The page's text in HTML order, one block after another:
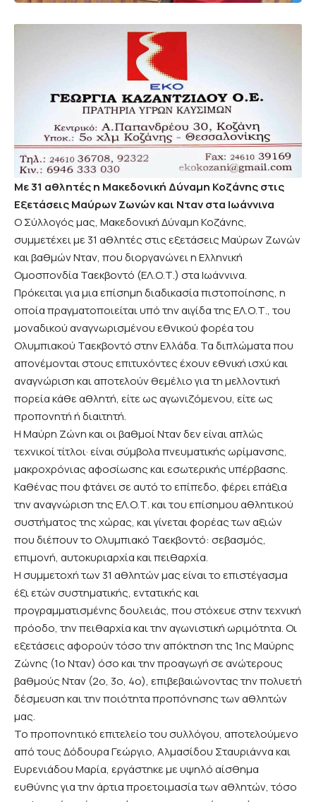
Με 31 αθλητές η Μακεδονική Δύναμη Κοζάνης στις
Εξετάσεις Μαύρων Ζωνών και Νταν στα Ιωάννινα
Ο Σύλλογός μας, Μακεδονική Δύναμη Κοζάνης,
συμμετέχει με 31 αθλητές στις εξετάσεις Μαύρων Ζωνών
και βαθμών Νταν, που διοργανώνει η Ελληνική
Ομοσπονδία Ταεκβοντό (ΕΛ.Ο.Τ.) στα Ιωάννινα.
Πρόκειται για μια επίσημη διαδικασία πιστοποίησης, η
οποία πραγματοποιείται υπό την αιγίδα της ΕΛ.Ο.Τ., του
μοναδικού αναγνωρισμένου εθνικού φορέα του
Ολυμπιακού Ταεκβοντό στην Ελλάδα. Τα διπλώματα που
απονέμονται στους επιτυχόντες έχουν εθνική ισχύ και
αναγνώριση και αποτελούν θεμέλιο για τη μελλοντική
πορεία κάθε αθλητή, είτε ως αγωνιζόμενου, είτε ως
προπονητή ή διαιτητή.
Η Μαύρη Ζώνη και οι βαθμοί Νταν δεν είναι απλώς
τεχνικοί τίτλοι· είναι σύμβολα πνευματικής ωρίμανσης,
μακροχρόνιας αφοσίωσης και εσωτερικής υπέρβασης.
Καθένας που φτάνει σε αυτό το επίπεδο, φέρει επάξια
την αναγνώριση της ΕΛ.Ο.Τ. και του επίσημου αθλητικού
συστήματος της χώρας, και γίνεται φορέας των αξιών
που διέπουν το Ολυμπιακό Ταεκβοντό: σεβασμός,
επιμονή, αυτοκυριαρχία και πειθαρχία.
Η συμμετοχή των 31 αθλητών μας είναι το επιστέγασμα
έξι ετών συστηματικής, εντατικής και
προγραμματισμένης δουλειάς, που στόχευε στην τεχνική
πρόοδο, την πειθαρχία και την αγωνιστική ωριμότητα. Οι
εξετάσεις αφορούν τόσο την απόκτηση της 1ης Μαύρης
Ζώνης (1ο Νταν) όσο και την προαγωγή σε ανώτερους
βαθμούς Νταν (2ο, 3ο, 4ο), επιβεβαιώνοντας την πολυετή
δέσμευση και την ποιότητα προπόνησης των αθλητών
μας.
Το προπονητικό επιτελείο του συλλόγου, αποτελούμενο
από τους Δόδουρα Γεώργιο, Αλμασίδου Σταυριάννα και
Ευρενιάδου Μαρία, εργάστηκε με υψηλό αίσθημα
ευθύνης για την άρτια προετοιμασία των αθλητών, τόσο